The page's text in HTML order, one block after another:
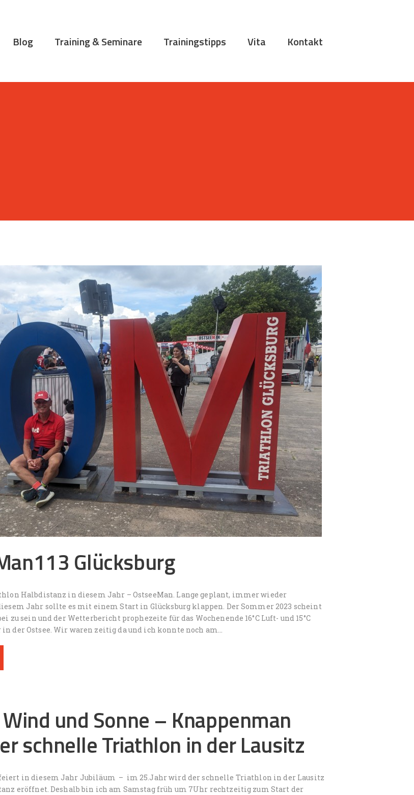
Blog Training & Seminare Trainingstipps Vita Kontakt
Glücksburg
Halbdistanz in diesem Jahr – OstseeMan. Lange geplant, immer wieder
Jahr sollte es mit einem Start in Glücksburg klappen. Der Sommer 2023 scheint
zu sein und der Wetterbericht prophezeite für das Wochenende 16°C Luft- und 15°C
der Ostsee. Wir waren zeitig da und ich konnte noch am…
und Sonne – Knappenman
schnelle Triathlon in der Lausitz
in diesem Jahr Jubiläum – im 25.Jahr wird der schnelle Triathlon in der Lausitz
eröffnet. Deshalb bin ich am Samstag früh um 7Uhr rechtzeitig zum Start der